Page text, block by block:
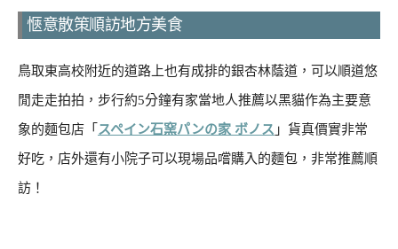
愜意散策順訪地方美食
鳥取東高校附近的道路上也有成排的銀杏林蔭道，可以順道悠
閒走走拍拍，步行約5分鐘有家當地人推薦以黑貓作為主要意
象的麵包店「 スペイン石窯パンの家 ボノス 」貨真價實非常
好吃，店外還有小院子可以現場品嚐購入的麵包，非常推薦順
訪！